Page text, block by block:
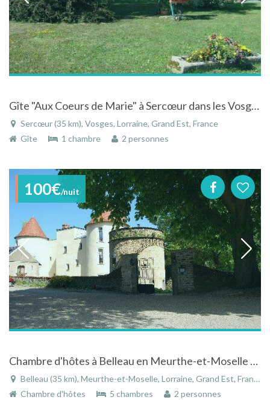
Gîte "Aux Coeurs de Marie" à Sercœur dans les Vosges en Lorraine
Sercœur (35 km), Vosges, Lorraine, Grand Est, France
Gîte
1 chambre 2 personnes
100€/nuit
Chambre d'hôtes à Belleau en Meurthe-et-Moselle au coeur de la Lorraine
Belleau (35 km), Meurthe-et-Moselle, Lorraine, Grand Est, France
Chambre d'hôtes
5 chambres 2 personnes